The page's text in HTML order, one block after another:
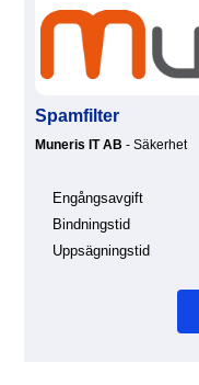
Spamfilter
Muneris IT AB - Säkerhet
Engångsavgift
Bindningstid
Uppsägningstid